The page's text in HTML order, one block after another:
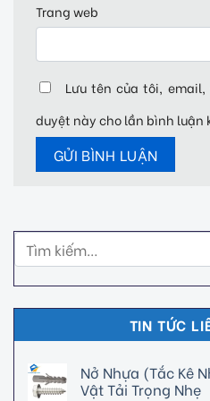
Trang web
Lưu tên của tôi,
duyệt này cho lần bình luận
TIN TỨC
Nở Nhựa (Tắc Kê
Vật Tải Trọng Nhẹ